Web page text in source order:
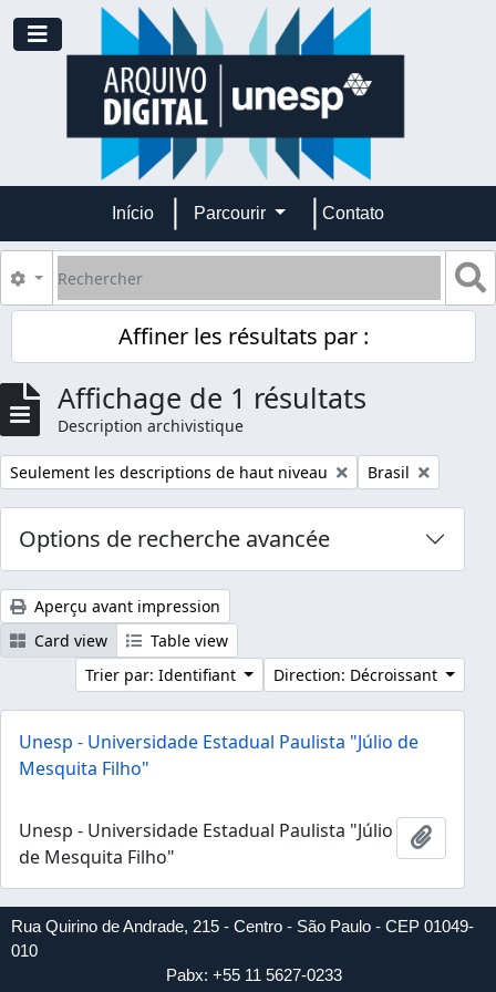
Skip to main content
Toggle navigation
Início Parcourir Contato
Rechercher
Search options
Affiner les résultats par :
Affichage de 1 résultats
Description archivistique
Remove filter:
Seulement les descriptions de haut niveau Remove filter:
Brasil
Options de recherche avancée
Aperçu avant impression
Card view
Table view
Trier par: Identifiant
Direction: Décroissant
Unesp - Universidade Estadual Paulista "Júlio de
Mesquita Filho"
Unesp - Universidade Estadual Paulista "Júlio
de Mesquita Filho"
Ajouter
Rua Quirino de Andrade, 215 - Centro - São Paulo - CEP 01049-
010
Pabx: +55 11 5627-0233